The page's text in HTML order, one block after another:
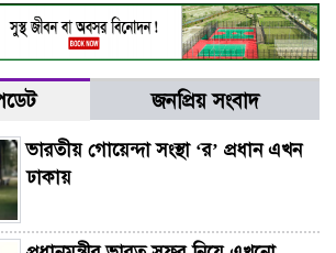
জনপ্রিয় সংবাদ
ভারতীয় গোয়েন্দা সংস্থা ‘র’ প্রধান এখন
ঢাকায়